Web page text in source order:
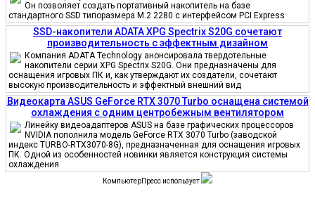
Он позволяет создать портативный накопитель на базе
стандартного SSD типоразмера M.2 2280 с интерфейсом PCI Express
SSD-накопители ADATA XPG Spectrix S20G сочетают
производительность с эффектным дизайном
Компания ADATA Technology анонсировала твердотельные
накопители серии XPG Spectrix S20G. Они предназначены для
оснащения игровых ПК и, как утверждают их создатели, сочетают
высокую производительность и эффектный внешний вид
Видеокарта ASUS GeForce RTX 3070 Turbo оснащена системой
охлаждения с одним центробежным вентилятором
Линейку видеоадаптеров ASUS на базе графических процессоров
NVIDIA пополнила модель GeForce RTX 3070 Turbo (заводской
индекс TURBO-RTX3070-8G), предназначенная для оснащения игровых
ПК. Одной из особенностей новинки является конструкция системы
охлаждения
КомпьютерПресс использует